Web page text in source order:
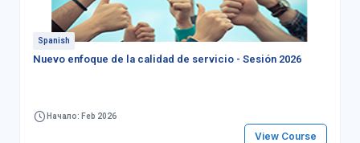
Spanish
Nuevo enfoque de la calidad de servicio - Sesión 2026
Начало: Feb 2026
View Course